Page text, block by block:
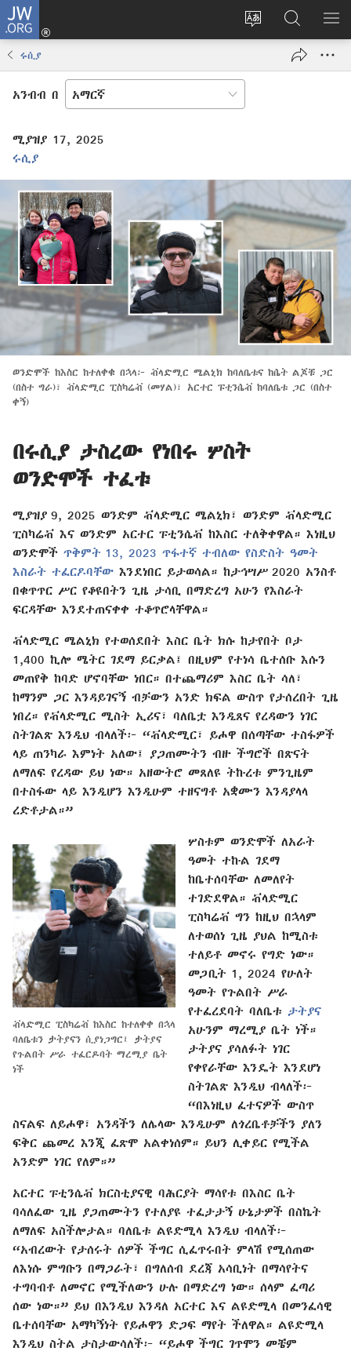
JW.ORG
የድረ
ግባ
(አዲስ
JW.ORG
ላይ
መፈለጊያ
ሩሲያ
አንብብ በ
ሚያዝያ 17, 2025
ሩሲያ
ወንድሞች ከእስር ከተለቀቁ በኋላ፦ ቭላድሚር ሜልኒክ ከባለቤቱና ከሴት ልጆቹ ጋር
(በስተ ግራ)፣ ቭላድሚር ፒስካሬቭ (መሃል)፣ አርተር ፑቲንሴቭ ከባለቤቱ ጋር (በስተ
ቀኝ)
በሩሲያ ታስረው የነበሩ ሦስት
ወንድሞች ተፈቱ
ሚያዝያ 9, 2025 ወንድም ቭላድሚር ሜልኒክ፣ ወንድም ቭላድሚር
ፒስካሬቭ እና ወንድም አርተር ፑቲንሴቭ ከእስር ተለቅቀዋል። እነዚህ
ወንድሞች ጥቅምት 13, 2023 ጥፋተኛ ተብለው የስድስት ዓመት
እስራት ተፈርዶባቸው እንደነበር ይታወሳል። ከታኅሣሥ 2020 አንስቶ
በቁጥጥር ሥር የቆዩበትን ጊዜ ታሳቢ በማድረግ አሁን የእስራት
ፍርዳቸው እንደተጠናቀቀ ተቆጥሮላቸዋል።
ቭላድሚር ሜልኒክ የተወሰደበት እስር ቤት ክሱ ከታየበት ቦታ
1,400 ኪሎ ሜትር ገደማ ይርቃል፤ በዚህም የተነሳ ቤተሰቡ እሱን
መጠየቅ ከባድ ሆኖባቸው ነበር። በተጨማሪም እስር ቤት ሳለ፣
ከማንም ጋር እንዳይገናኝ ብቻውን አንድ ክፍል ውስጥ የታሰረበት ጊዜ
ነበረ። የቭላድሚር ሚስት ኢሪና፣ ባለቤቷ እንዲጸና የረዳውን ነገር
ስትገልጽ እንዲህ ብላለች፦ “ቭላድሚር፣ ይሖዋ በሰጣቸው ተስፋዎች
ላይ ጠንካራ እምነት አለው፤ ያጋጠሙትን ብዙ ችግሮች በጽናት
ለማለፍ የረዳው ይህ ነው። አዘውትሮ መጸለዩ ትኩረቱ ምንጊዜም
በተስፋው ላይ እንዲሆን እንዲሁም ተዘናግቶ አቋሙን እንዳያላላ
ረድቶታል።”
ቭላድሚር ፒስካሬቭ ከእስር ከተለቀቀ በኋላ
ባለቤቱን ታትያናን ሲያነጋግር፤ ታትያና
የጉልበት ሥራ ተፈርዶባት ማረሚያ ቤት
ነች
ሦስቱም ወንድሞች ለአራት
ዓመት ተኩል ገደማ
ከቤተሰባቸው ለመለየት
ተገድደዋል። ቭላድሚር
ፒስካሬቭ ግን ከዚህ በኋላም
ለተወሰነ ጊዜ ያህል ከሚስቱ
ተለይቶ መኖሩ የግድ ነው።
መጋቢት 1, 2024 የሁለት
ዓመት የጉልበት ሥራ
የተፈረደባት ባለቤቱ
ታትያና
አሁንም ማረሚያ ቤት ነች።
ታትያና ያሳለፉት ነገር
የቀየራቸው እንዴት እንደሆነ
ስትገልጽ እንዲህ ብላለች፦
“በእነዚህ ፈተናዎች ውስጥ
ስናልፍ ለይሖዋ፣ አንዳችን ለሌላው እንዲሁም ለጎረቤቶቻችን ያለን
ፍቅር ጨመረ እንጂ ፈጽሞ አልቀነሰም። ይህን ሊቀይር የሚችል
አንድም ነገር የለም።”
አርተር ፑቲንሴቭ ክርስቲያናዊ ባሕርያት ማሳየቱ በእስር ቤት
ባሳለፈው ጊዜ ያጋጠሙትን የተለያዩ ተፈታታኝ ሁኔታዎች በስኬት
ለማለፍ አስችሎታል። ባለቤቱ ልዩድሚላ እንዲህ ብላለች፦
“አብረውት የታሰሩት ሰዎች ችግር ሲፈጥሩበት ምላሽ የሚሰጠው
ለእነሱ ምግቡን በማጋራት፣ በግለሰብ ደረጃ አሳቢነት በማሳየትና
ተግባብቶ ለመኖር የሚችለውን ሁሉ በማድረግ ነው። ሰላም ፈጣሪ
ሰው ነው።” ይህ በእንዲህ እንዳለ አርተር እና ልዩድሚላ በመንፈሳዊ
ቤተሰባቸው አማካኝነት የይሖዋን ድጋፍ ማየት ችለዋል። ልዩድሚላ
እንዲህ ስትል ታስታውሳለች፦ “ይሖዋ ችግር ገጥሞን መቼም